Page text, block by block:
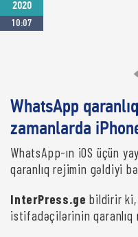
2020
10:07
WhatsApp
zamanlarda
WhatsApp-ın iOS üçün
qaranlıq rejimin gəldiyi
InterPress.ge bildirir ki,
istifadəçilərinin qaranlıq